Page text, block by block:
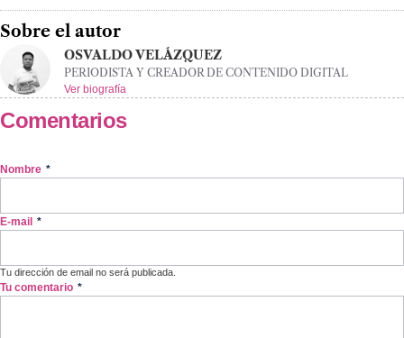
Sobre el autor
OSVALDO VELÁZQUEZ
PERIODISTA Y CREADOR DE CONTENIDO DIGITAL
Ver biografía
Comentarios
Nombre *
E-mail *
Tu dirección de email no será publicada.
Tu comentario *